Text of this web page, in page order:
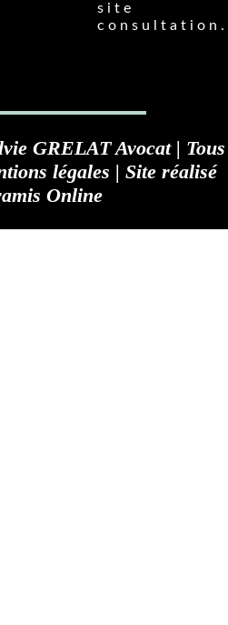
site
GRELAT Avocat | Tous
légales | Site réalisé
Online